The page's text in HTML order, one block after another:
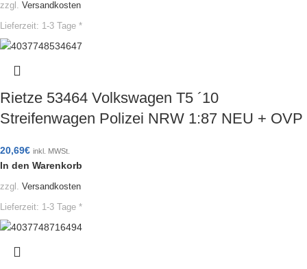
zzgl. Versandkosten
Lieferzeit: 1-3 Tage *
Rietze 53464 Volkswagen T5 ´10
Streifenwagen Polizei NRW 1:87 NEU + OVP
20,69€ inkl. MWSt.
In den Warenkorb
zzgl. Versandkosten
Lieferzeit: 1-3 Tage *